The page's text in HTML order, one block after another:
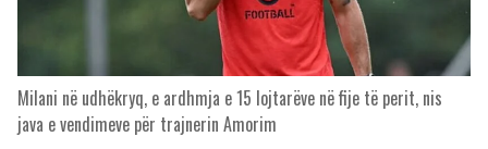
Milani në udhëkryq, e ardhmja e 15 lojtarëve në fije të perit, nis
java e vendimeve për trajnerin Amorim